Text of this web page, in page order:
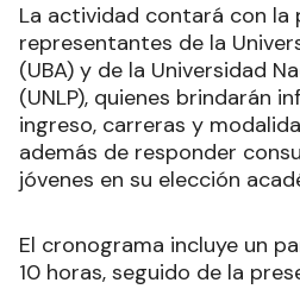
La actividad contará con la
representantes de la
(UBA) y de la Universidad
(UNLP), quienes brindarán
ingreso, carreras y
además de responder
jóvenes en su elección
El cronograma incluye un
10 horas, seguido de la